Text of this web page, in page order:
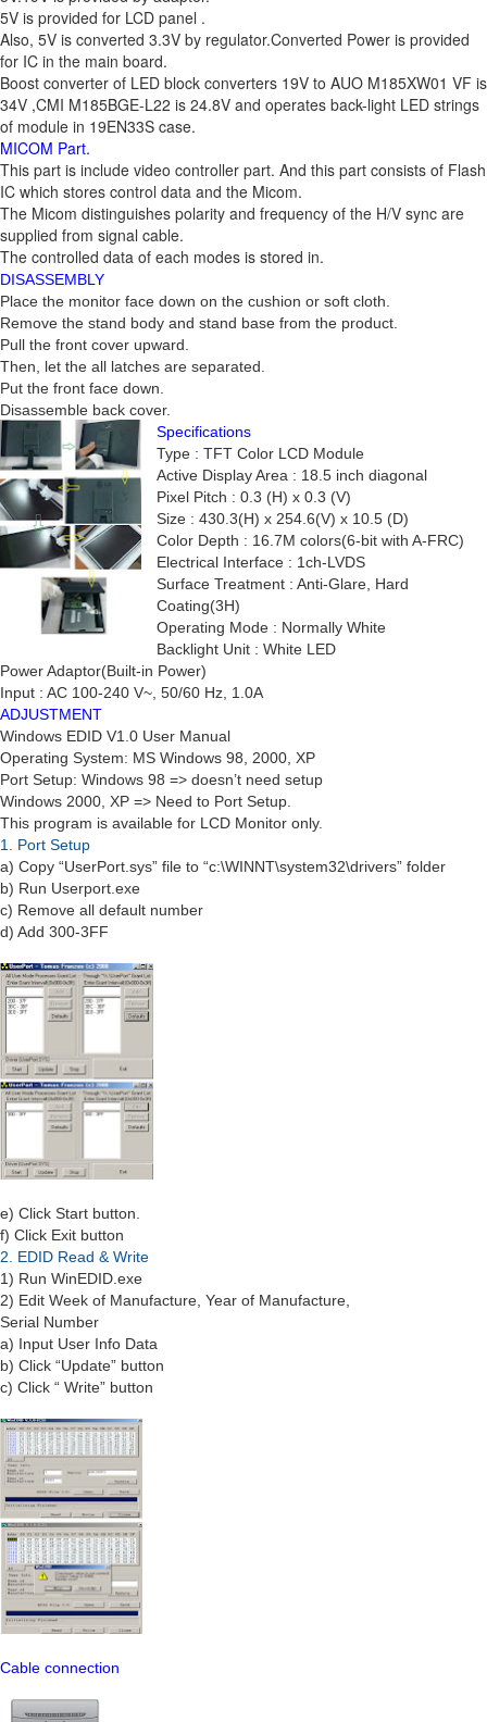
5V is provided for LCD panel .
Also, 5V is converted 3.3V by regulator.Converted Power is provided
for IC in the main board.
Boost converter of LED block converters 19V to AUO M185XW01 VF is
34V ,CMI M185BGE-L22 is 24.8V and operates back-light LED strings
of module in 19EN33S case.
MICOM Part.
This part is include video controller part. And this part consists of Flash
IC which stores control data and the Micom.
The Micom distinguishes polarity and frequency of the H/V sync are
supplied from signal cable.
The controlled data of each modes is stored in.
DISASSEMBLY
Place the monitor face down on the cushion or soft cloth.
Remove the stand body and stand base from the product.
Pull the front cover upward.
Then, let the all latches are separated.
Put the front face down.
Disassemble back cover.
Specifications
Type : TFT Color LCD Module
Active Display Area : 18.5 inch diagonal
Pixel Pitch : 0.3 (H) x 0.3 (V)
Size : 430.3(H) x 254.6(V) x 10.5 (D)
Color Depth : 16.7M colors(6-bit with A-FRC)
Electrical Interface : 1ch-LVDS
Surface Treatment : Anti-Glare, Hard
Coating(3H)
Operating Mode : Normally White
Backlight Unit : White LED
Power Adaptor(Built-in Power)
Input : AC 100-240 V~, 50/60 Hz, 1.0A
ADJUSTMENT
Windows EDID V1.0 User Manual
Operating System: MS Windows 98, 2000, XP
Port Setup: Windows 98 => doesn’t need setup
Windows 2000, XP => Need to Port Setup.
This program is available for LCD Monitor only.
1. Port Setup
a) Copy “UserPort.sys” file to “c:\WINNT\system32\drivers” folder
b) Run Userport.exe
c) Remove all default number
d) Add 300-3FF
e) Click Start button.
f) Click Exit button
2. EDID Read & Write
1) Run WinEDID.exe
2) Edit Week of Manufacture, Year of Manufacture,
Serial Number
a) Input User Info Data
b) Click “Update” button
c) Click “ Write” button
Cable connection